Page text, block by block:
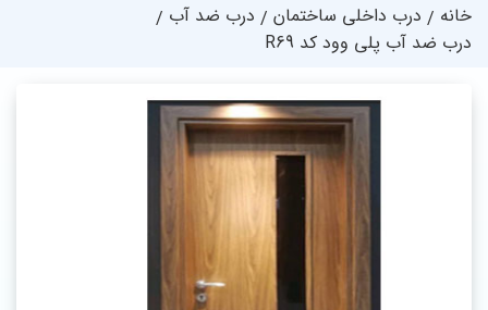
خانه درب داخلی ساختمان
درب ضد آب
درب ضد آب پلی وود کد R69